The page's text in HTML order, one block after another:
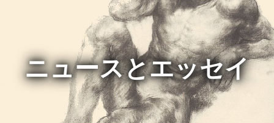
ニュースとエッセイ